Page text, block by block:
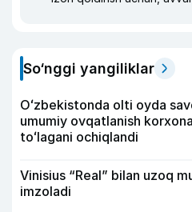
So‘nggi yangiliklar
Oʻzbekistonda olti oyda
umumiy ovqatlanish
toʻlagani ochiqlandi
Vinisius “Real” bilan uzoq
imzoladi